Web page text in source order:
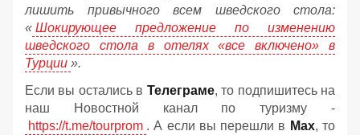
лишить привычного всем шведского стола:
« Шокирующее предложение по изменению
шведского стола в отелях «все включено» в
Турции ».
Если вы остались в Телеграме, то подпишитесь на
наш Новостной канал по туризму -
https://t.me/tourprom . А если вы перешли в Мах, то